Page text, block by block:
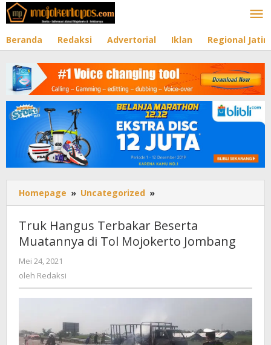
Lewati
ke
Beranda Redaksi Advertorial Iklan Regional Jatim
Homepage » Uncategorized »
Hangus
Beserta
Muatannya
Truk Hangus Terbakar Beserta
Muatannya di Tol Mojokerto Jombang
Mei 24, 2021
oleh Redaksi